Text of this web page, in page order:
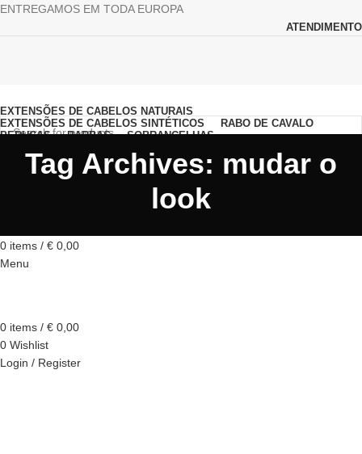
ENTREGAMOS EM TODA EUROPA
ATENDIMENTO
SEARCH
0 items / € 0,00
Menu
0 items / € 0,00
0 Wishlist
Login / Register
EXTENSÕES DE CABELOS NATURAIS
EXTENSÕES DE CABELOS SINTÉTICOS
RABO DE CAVALO
PERUCAS
BARBAS
SOBRANCELHAS
PERFUMES
BOLSAS E ACESSÓRIOS COQUES E TOPOS
Tag Archives: mudar o
look